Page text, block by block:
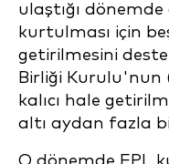
ulaştığı
kurtulması için
getirilmesini
Birliği Kurulu'nun
kalıcı hale
altı aydan fazla